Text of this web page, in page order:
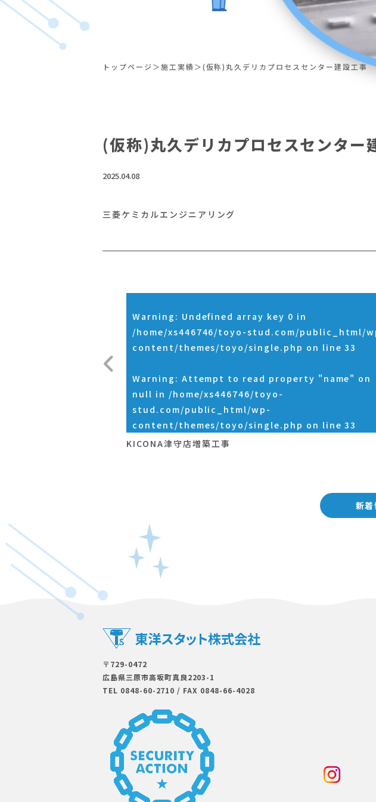
トップページ 施工実績 (仮称)丸久デリカプロセスセンター建設工事
(仮称)丸久デリカプロセスセンター
2025.04.08
三菱ケミカルエンジニアリング
Warning : Undefined array key 0 in
/home/xs446746/toyo-stud.com/public_html/
content/themes/toyo/single.php on line33
Warning : Attempt to read property "name" on
null in /home/xs446746/toyo-
stud.com/public_html/wp-
content/themes/toyo/single.php on line33
KICONA津守店増築工事
新着
〒729-0472
広島県三原市⾼坂町真良2203-1
TEL 0848-60-2710 / FAX 0848-66-4028